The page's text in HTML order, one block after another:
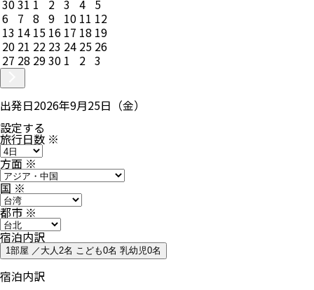
3031 1 2 3 4 5
6 7 8 9 10 11 12
13 14 15 16 17 18 19
20 21 22 23 24 25 26
27 28 2930 1 2 3
出発日2026年9月25日（金）
設定する
旅行日数 ※
方面※
国※
都市※
宿泊内訳
1部屋 ／大人2名 こども0名 乳幼児0名
宿泊内訳